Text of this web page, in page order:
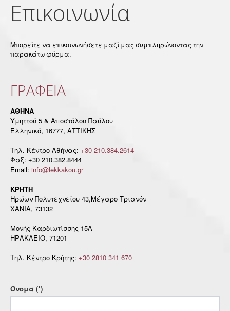
Επικοινωνία
Μπορείτε να επικοινωνήσετε μαζί μας συμπληρώνοντας την
παρακάτω φόρμα.
ΓΡΑΦΕΙΑ
ΑΘΗΝΑ
Υμηττού 5 & Αποστόλου Παύλου
Ελληνικό, 16777, ΑΤΤΙΚΗΣ
Τηλ. Κέντρο Αθήνας: +30 210.384.2614
Φαξ: +30 210.382.8444
Email: info@lekkakou.gr
ΚΡΗΤΗ
Ηρώων Πολυτεχνείου 43,Μέγαρο Τριανόν
ΧΑΝΙΑ, 73132
Μονής Καρδιωτίσσης 15A
ΗΡΑΚΛΕΙΟ, 71201
Τηλ. Κέντρο Κρήτης: +30 2810 341 670
Όνομα (*)